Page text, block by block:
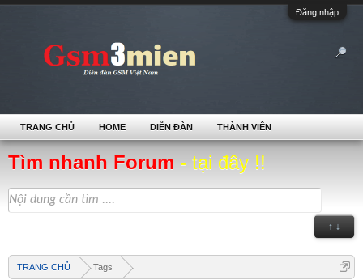
Đăng nhập
Tìm nhanh Forum - tại đây !!
↑ ↓
TRANG CHỦ Tags
TRANG CHỦ HOME DIỄN ĐÀN THÀNH VIÊN